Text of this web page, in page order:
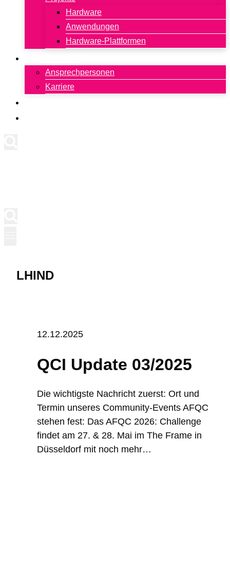
Hardware
Anwendungen
Hardware-Plattformen
Ansprechpersonen
Karriere
LHIND
12.12.2025
QCI Update 03/2025
Die wichtigste Nachricht zuerst: Ort und
Termin unseres Community-Events AFQC
stehen fest: Das AFQC 2026: Challenge
findet am 27. & 28. Mai im The Frame in
Düsseldorf mit noch mehr…